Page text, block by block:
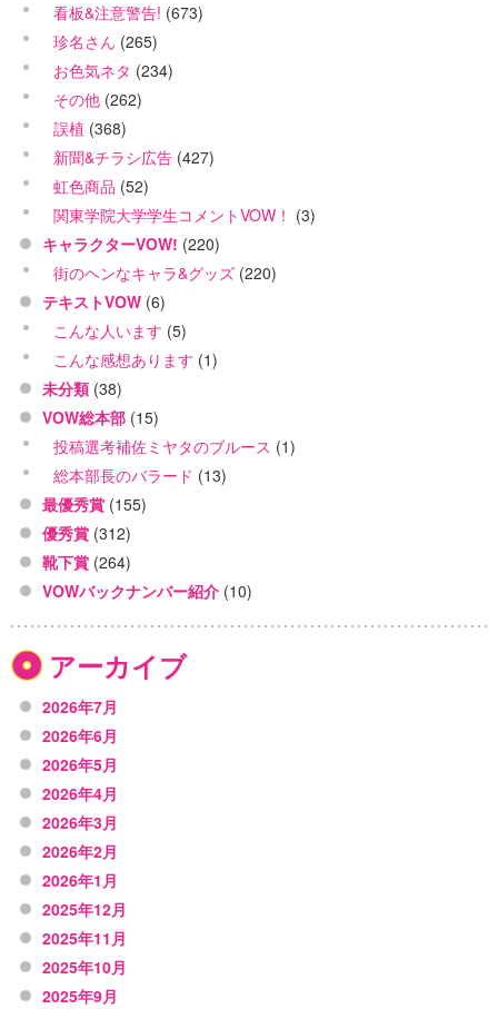
看板&注意警告! (673)
珍名さん (265)
お色気ネタ (234)
その他 (262)
誤植 (368)
新聞&チラシ広告 (427)
虹色商品 (52)
関東学院大学学生コメントVOW！ (3)
キャラクターVOW! (220)
街のヘンなキャラ&グッズ (220)
テキストVOW (6)
こんな人います (5)
こんな感想あります (1)
未分類 (38)
VOW総本部 (15)
投稿選考補佐ミヤタのブルース (1)
総本部長のバラード (13)
最優秀賞 (155)
優秀賞 (312)
靴下賞 (264)
VOWバックナンバー紹介 (10)
アーカイブ
2026年7月
2026年6月
2026年5月
2026年4月
2026年3月
2026年2月
2026年1月
2025年12月
2025年11月
2025年10月
2025年9月